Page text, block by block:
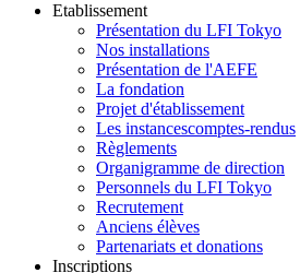
Etablissement
Présentation du LFI Tokyo
Nos installations
Présentation de l'AEFE
La fondation
Projet d'établissement
Les instancescomptes-rendus
Règlements
Organigramme de direction
Personnels du LFI Tokyo
Recrutement
Anciens élèves
Partenariats et donations
Inscriptions